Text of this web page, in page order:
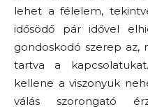
lehet a félelem,
idősödő pár idővel
gondoskodó szerep az,
tartva a
kellene a viszonyuk
válás szorongató